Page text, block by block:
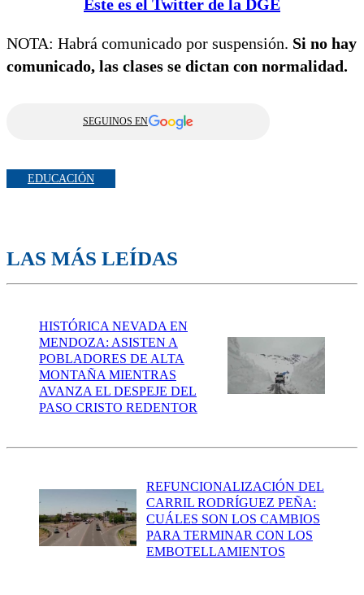
Este es el Twitter de la DGE
NOTA: Habrá comunicado por suspensión. Si no hay
comunicado, las clases se dictan con normalidad.
SEGUINOS EN
EDUCACIÓN
LAS MÁS LEÍDAS
HISTÓRICA NEVADA EN
MENDOZA: ASISTEN A
POBLADORES DE ALTA
MONTAÑA MIENTRAS
AVANZA EL DESPEJE DEL
PASO CRISTO REDENTOR
REFUNCIONALIZACIÓN DEL
CARRIL RODRÍGUEZ PEÑA:
CUÁLES SON LOS CAMBIOS
PARA TERMINAR CON LOS
EMBOTELLAMIENTOS